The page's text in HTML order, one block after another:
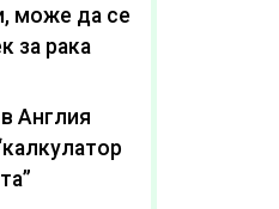
за рака
Англия